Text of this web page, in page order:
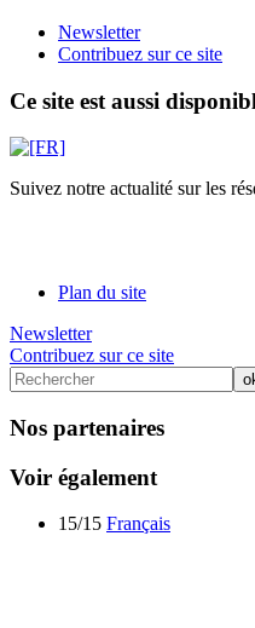
Newsletter
Contribuez sur ce site
Ce site est aussi
Suivez notre actualité sur les
Plan du site
Newsletter
Contribuez sur ce site
Nos partenaires
Voir également
15/15 Français